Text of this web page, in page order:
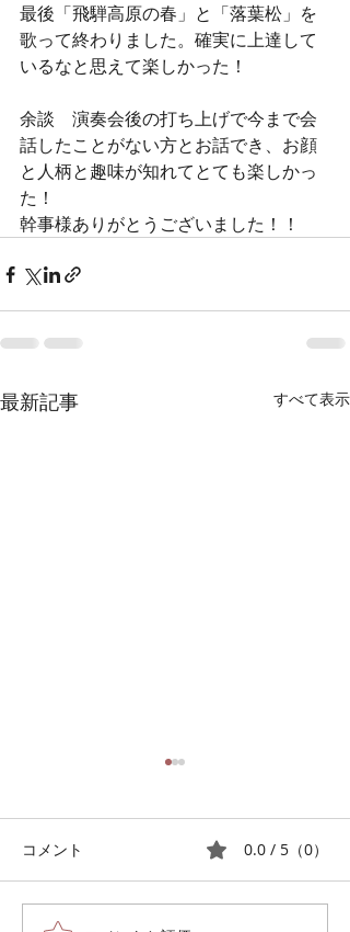
最後「飛騨高原の春」と「落葉松」を
歌って終わりました。確実に上達して
いるなと思えて楽しかった！
余談　演奏会後の打ち上げで今まで会
話したことがない方とお話でき、お顔
と人柄と趣味が知れてとても楽しかっ
た！
幹事様ありがとうございました！！
最新記事 すべて表示
この曲集の中の難曲を集中的
に練習しました。 富澤先生の
髙田三郎作品に対する熱い思
いにふれ、めげずに頑張れま
コメント 0.0 / 5（0）